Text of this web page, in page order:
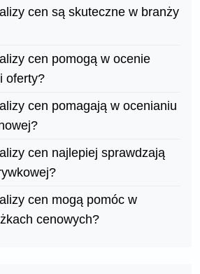
cen są skuteczne w branży
cen pomogą w ocenie
oferty?
cen pomagają w ocenianiu
cen najlepiej sprawdzają
cen mogą pomóc w
cenowych?